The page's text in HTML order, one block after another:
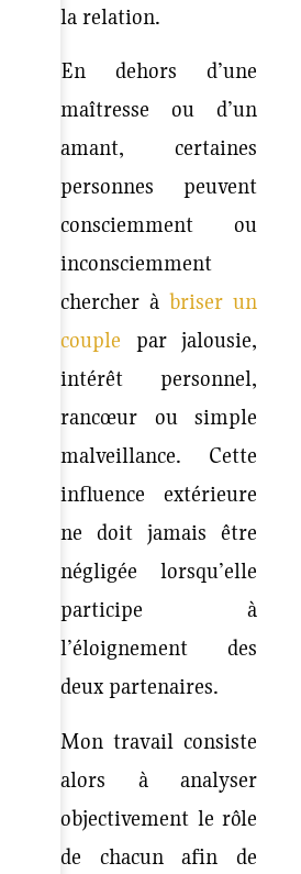
la relation.
En dehors d’une
maîtresse ou d’un
amant, certaines
personnes peuvent
consciemment ou
inconsciemment
chercher àbriser un
couple par jalousie,
intérêt personnel,
rancœur ou simple
malveillance. Cette
influence extérieure
ne doit jamais être
négligée lorsqu’elle
participe à
l’éloignement des
deux partenaires.
Mon travail consiste
alors à analyser
objectivement le rôle
de chacun afin de